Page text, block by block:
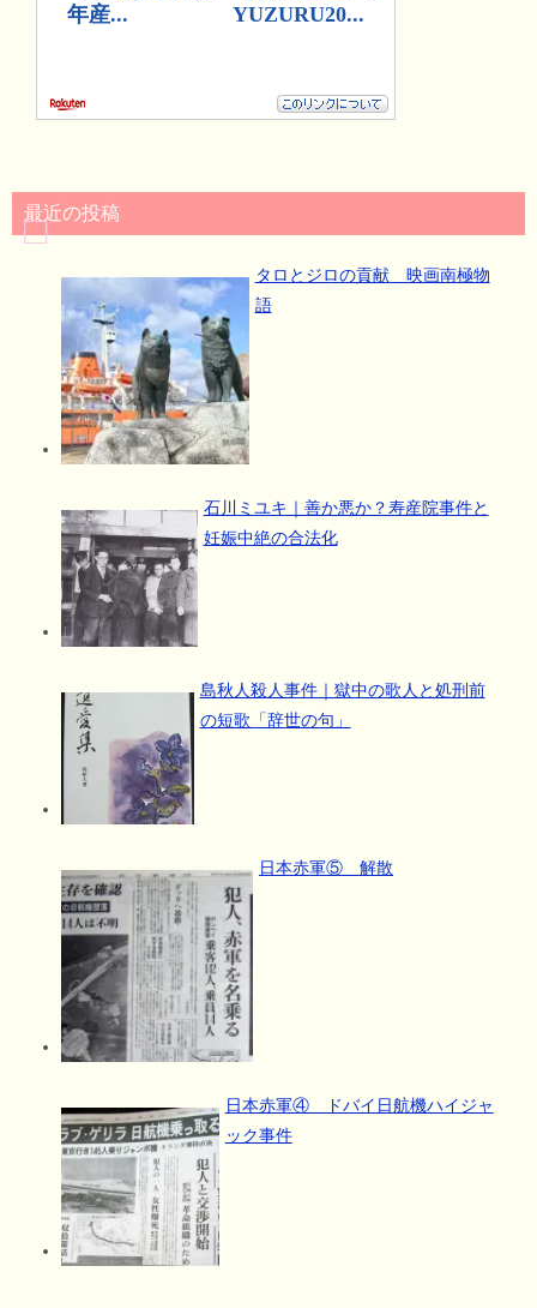
最近の投稿
タロとジロの貢献 映画南極物
語
石川ミユキ｜善か悪か？寿産院事件と
妊娠中絶の合法化
島秋人殺人事件｜獄中の歌人と処刑前
の短歌「辞世の句」
日本赤軍⑤ 解散
日本赤軍④ ドバイ日航機ハイジャ
ック事件